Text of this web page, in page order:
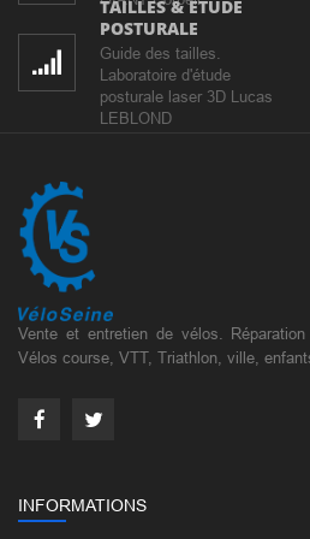
TAILLES & ETUDE
POSTURALE
Guide des tailles.
Laboratoire d'étude
posturale laser 3D Lucas
LEBLOND
Vente et entretien de vélos.
Vélos course, VTT, Triathlon, ville,
INFORMATIONS